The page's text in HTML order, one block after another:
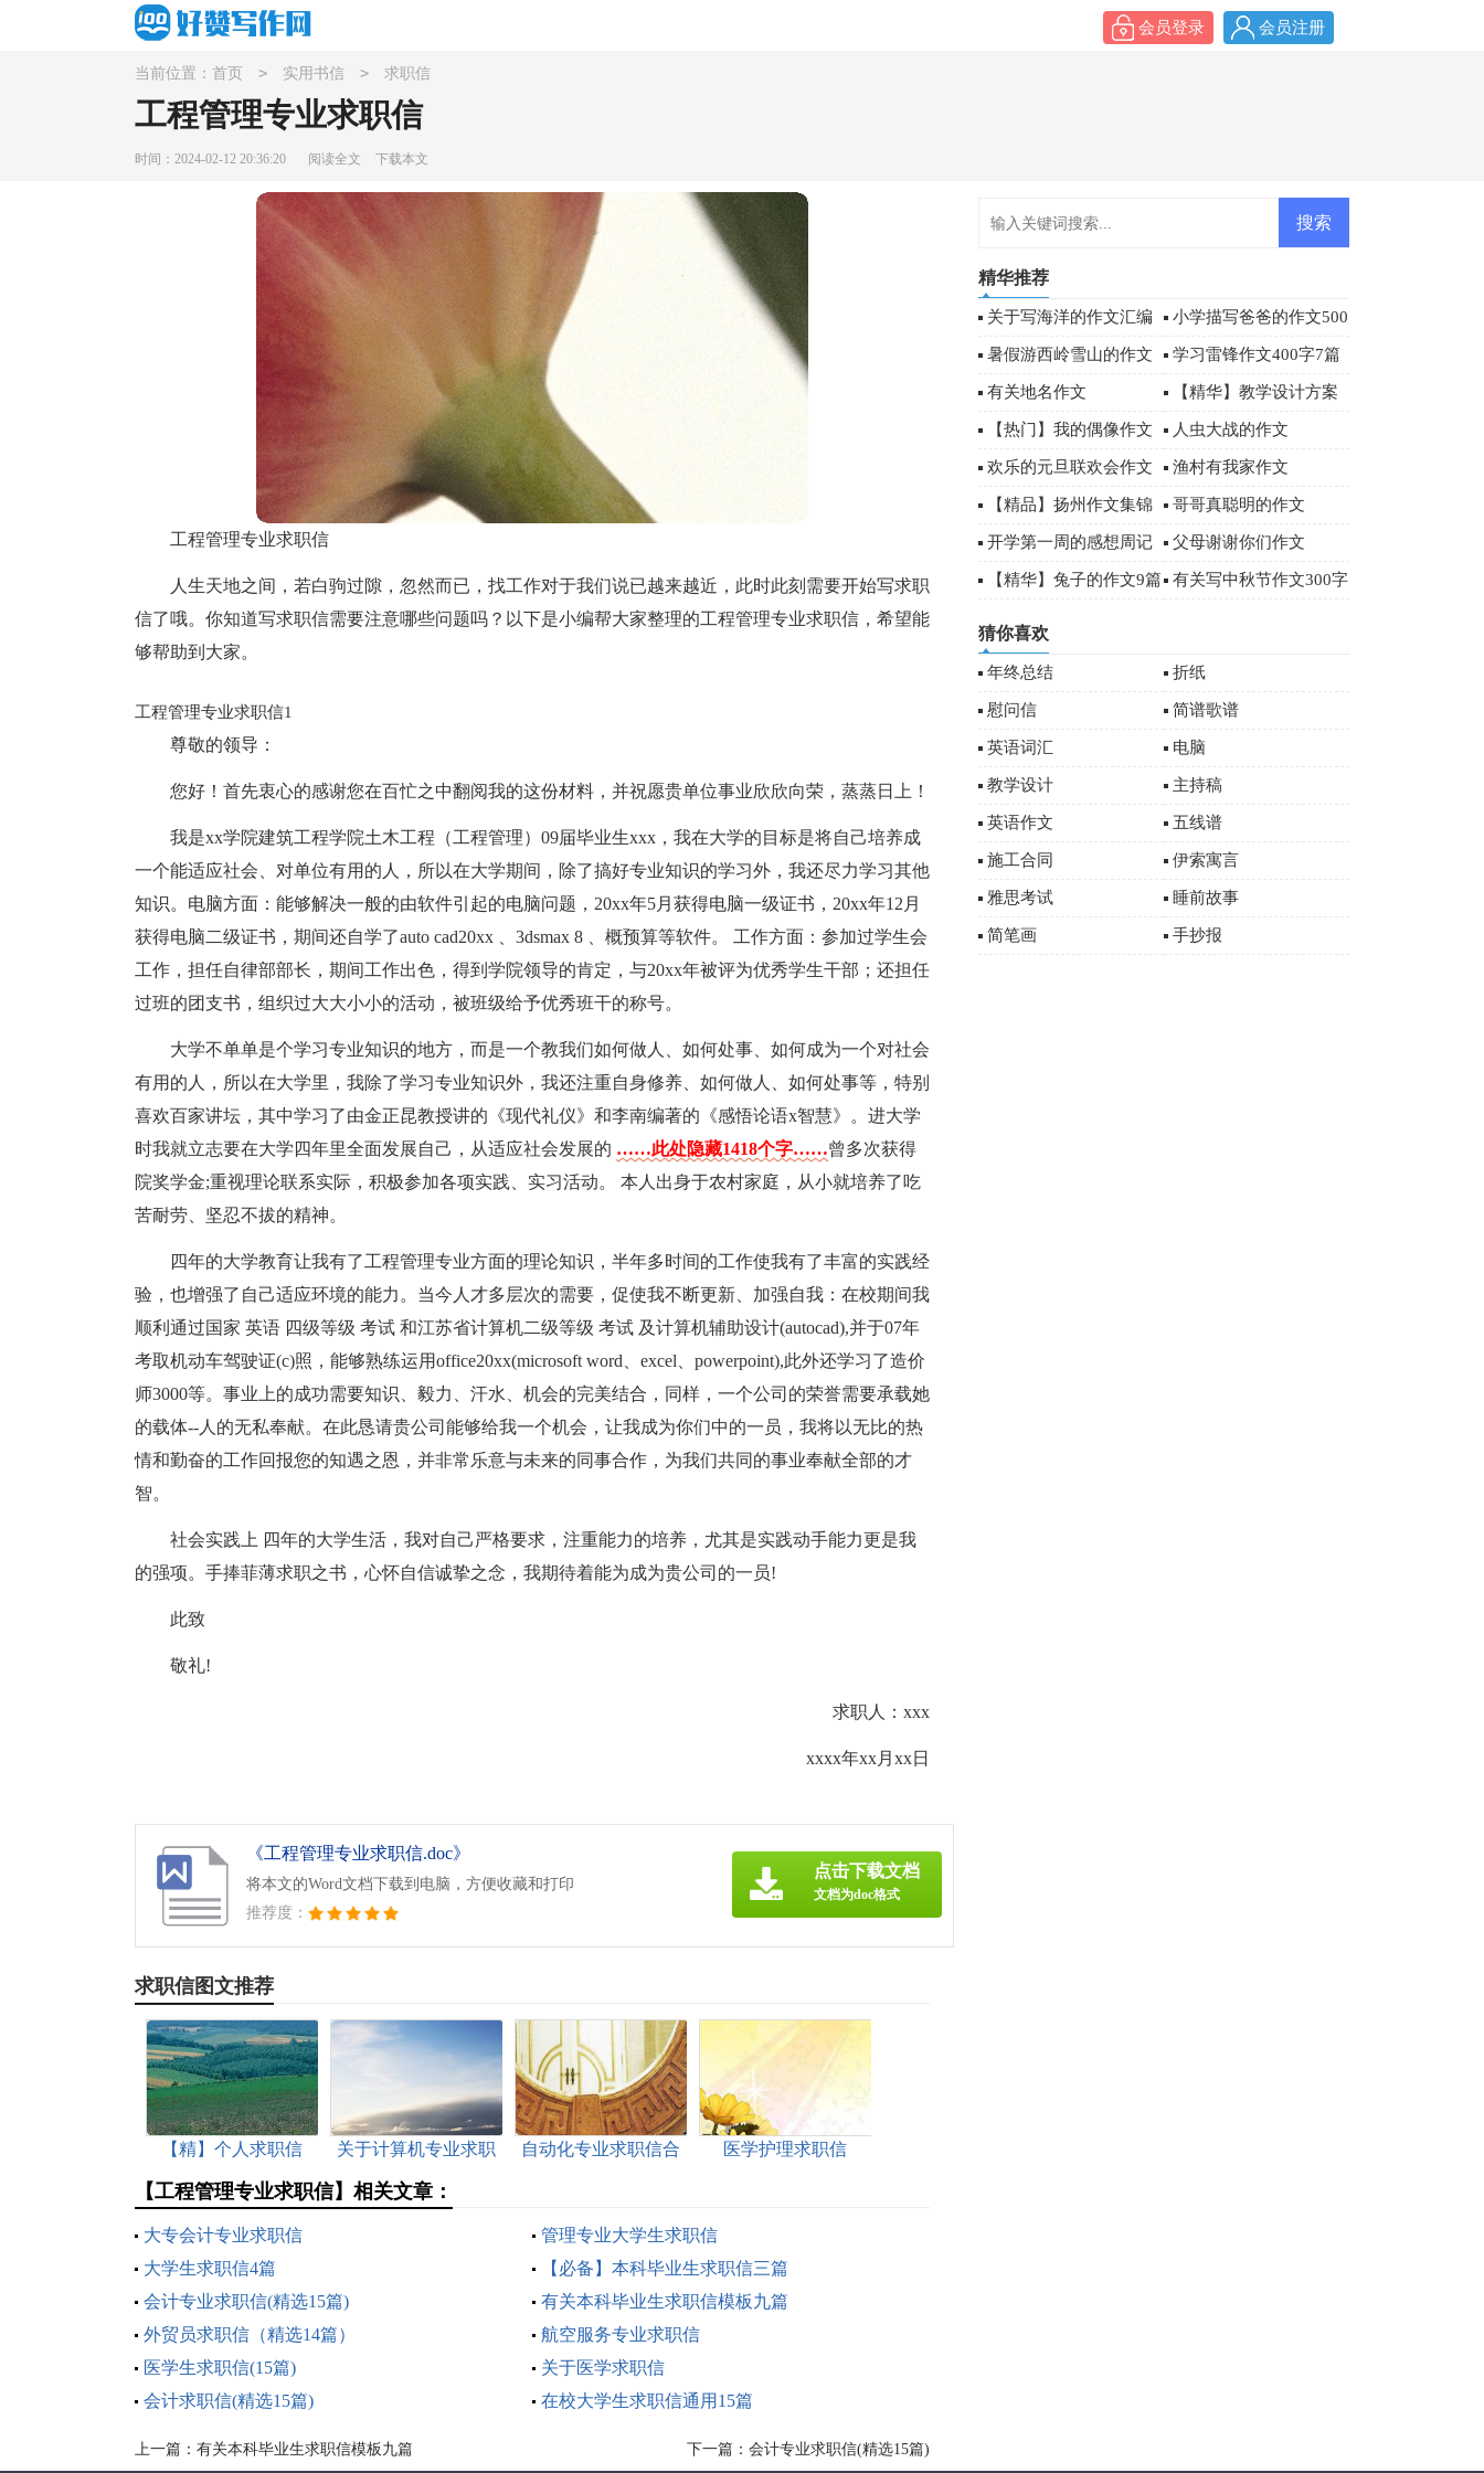
会员登录 会员注册
当前位置： 首页 > 实用书信 > 求职信
工程管理专业求职信
时间：2024-02-12 20:36:20 阅读全文 下载本文
工程管理专业求职信
人生天地之间，若白驹过隙，忽然而已，找工作对于我们说已越来越近，此时此刻需要开始写求职
信了哦。你知道写求职信需要注意哪些问题吗？以下是小编帮大家整理的工程管理专业求职信，希望能
够帮助到大家。
工程管理专业求职信1
尊敬的领导：
您好！首先衷心的感谢您在百忙之中翻阅我的这份材料，并祝愿贵单位事业欣欣向荣，蒸蒸日上！
我是xx学院建筑工程学院土木工程（工程管理）09届毕业生xxx，我在大学的目标是将自己培养成
一个能适应社会、对单位有用的人，所以在大学期间，除了搞好专业知识的学习外，我还尽力学习其他
知识。电脑方面：能够解决一般的由软件引起的电脑问题，20xx年5月获得电脑一级证书，20xx年12月
获得电脑二级证书，期间还自学了auto cad20xx 、3dsmax 8 、概预算等软件。 工作方面：参加过学生会
工作，担任自律部部长，期间工作出色，得到学院领导的肯定，与20xx年被评为优秀学生干部；还担任
过班的团支书，组织过大大小小的活动，被班级给予优秀班干的称号。
大学不单单是个学习专业知识的地方，而是一个教我们如何做人、如何处事、如何成为一个对社会
有用的人，所以在大学里，我除了学习专业知识外，我还注重自身修养、如何做人、如何处事等，特别
喜欢百家讲坛，其中学习了由金正昆教授讲的《现代礼仪》和李南编著的《感悟论语x智慧》。进大学
时我就立志要在大学四年里全面发展自己，从适应社会发展的 ……此处隐藏1418个字……曾多次获得
院奖学金;重视理论联系实际，积极参加各项实践、实习活动。 本人出身于农村家庭，从小就培养了吃
苦耐劳、坚忍不拔的精神。
四年的大学教育让我有了工程管理专业方面的理论知识，半年多时间的工作使我有了丰富的实践经
验，也增强了自己适应环境的能力。当今人才多层次的需要，促使我不断更新、加强自我：在校期间我
顺利通过国家 英语 四级等级 考试 和江苏省计算机二级等级 考试 及计算机辅助设计(autocad),并于07年
考取机动车驾驶证(c)照，能够熟练运用office20xx(microsoft word、excel、powerpoint),此外还学习了造价
师3000等。事业上的成功需要知识、毅力、汗水、机会的完美结合，同样，一个公司的荣誉需要承载她
的载体--人的无私奉献。在此恳请贵公司能够给我一个机会，让我成为你们中的一员，我将以无比的热
情和勤奋的工作回报您的知遇之恩，并非常乐意与未来的同事合作，为我们共同的事业奉献全部的才
智。
社会实践上 四年的大学生活，我对自己严格要求，注重能力的培养，尤其是实践动手能力更是我
的强项。手捧菲薄求职之书，心怀自信诚挚之念，我期待着能为成为贵公司的一员!
此致
敬礼!
求职人：xxx
xxxx年xx月xx日
《工程管理专业求职信.doc》
将本文的Word文档下载到电脑，方便收藏和打印
推荐度：
点击下载文档
文档为doc格式
求职信图文推荐
【精】个人求职信
关于计算机专业求职
自动化专业求职信合
医学护理求职信
【工程管理专业求职信】相关文章：
大专会计专业求职信
管理专业大学生求职信
大学生求职信4篇
【必备】本科毕业生求职信三篇
会计专业求职信(精选15篇)
有关本科毕业生求职信模板九篇
外贸员求职信（精选14篇）
航空服务专业求职信
医学生求职信(15篇)
关于医学求职信
会计求职信(精选15篇)
在校大学生求职信通用15篇
上一篇： 有关本科毕业生求职信模板九篇 下一篇： 会计专业求职信(精选15篇)
精华推荐
关于写海洋的作文汇编
八篇
小学描写爸爸的作文500
字四篇
暑假游西岭雪山的作文 学习雷锋作文400字7篇
有关地名作文 【精华】教学设计方案
模板汇总七篇
【热门】我的偶像作文
500字4篇
人虫大战的作文
欢乐的元旦联欢会作文
500字
渔村有我家作文
【精品】扬州作文集锦
八篇
哥哥真聪明的作文
开学第一周的感想周记
600字
父母谢谢你们作文
【精华】兔子的作文9篇 有关写中秋节作文300字
猜你喜欢
年终总结 折纸
慰问信 简谱歌谱
英语词汇 电脑
教学设计 主持稿
英语作文 五线谱
施工合同 伊索寓言
雅思考试 睡前故事
简笔画 手抄报